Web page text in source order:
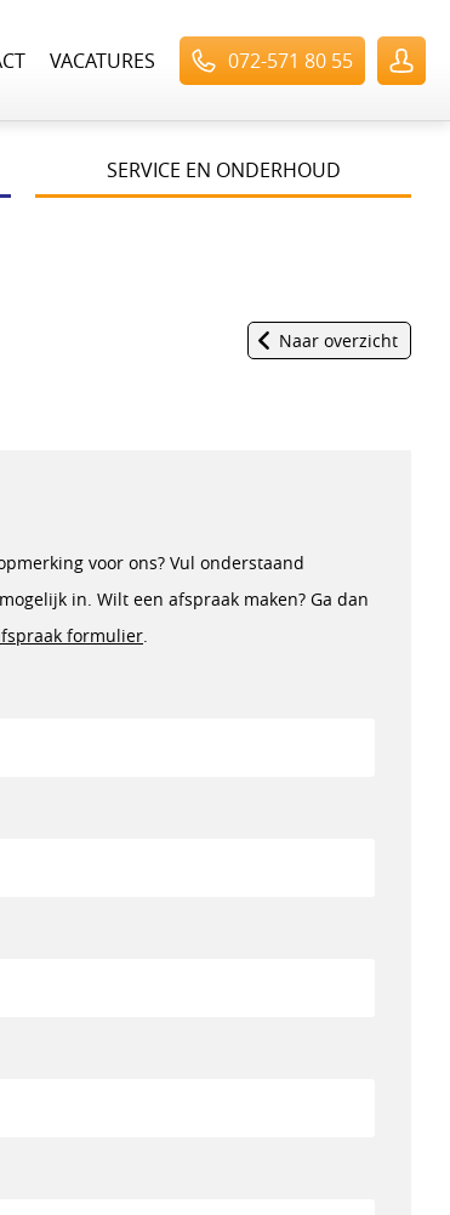
VACATURES 072-571 80 55
SERVICE EN ONDERHOUD
Naar overzicht
voor ons? Vul onderstaand
in. Wilt een afspraak maken? Ga dan
formulier.